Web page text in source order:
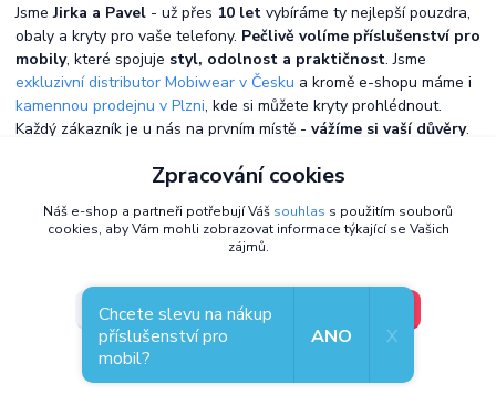
JsmeJirka a Pavel - už přes 10 let vybíráme ty nejlepší pouzdra,
obaly a kryty pro vaše telefony. Pečlivě volíme příslušenství pro
mobily, které spojuje styl, odolnost a praktičnost. Jsme
exkluzivní distributor Mobiwear v Česku a kromě e-shopu máme i
kamennou prodejnu v Plzni, kde si můžete kryty prohlédnout.
Každý zákazník je u nás na prvním místě - vážíme si vaší důvěry.
Zpracování cookies
Náš e-shop a partneři potřebují Váš souhlas s použitím souborů
cookies, aby Vám mohli zobrazovat informace týkající se Vašich
zájmů.
Nastavení V pořádku, jdu si vybrat
Souhlas můžete odmítnout
Chcete slevu na nákup
příslušenství pro
mobil?
ANO X